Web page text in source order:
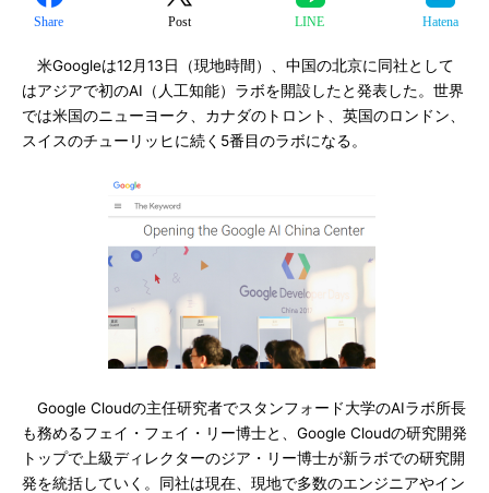
Share Post LINE Hatena
米Googleは12月13日（現地時間）、中国の北京に同社として
はアジアで初のAI（人工知能）ラボを開設したと発表した。世界
では米国のニューヨーク、カナダのトロント、英国のロンドン、
スイスのチューリッヒに続く5番目のラボになる。
Google Cloudの主任研究者でスタンフォード大学のAIラボ所長
も務めるフェイ・フェイ・リー博士と、Google Cloudの研究開発
トップで上級ディレクターのジア・リー博士が新ラボでの研究開
発を統括していく。同社は現在、現地で多数のエンジニアやイン